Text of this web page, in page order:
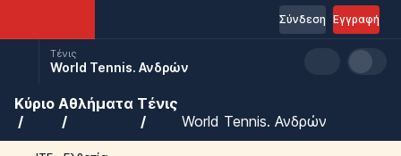
Εγγραφή
Σύνδεση
Τένις
World Tennis. Ανδρών
Κύριο Αθλήματα Τένις
World Tennis. Ανδρών